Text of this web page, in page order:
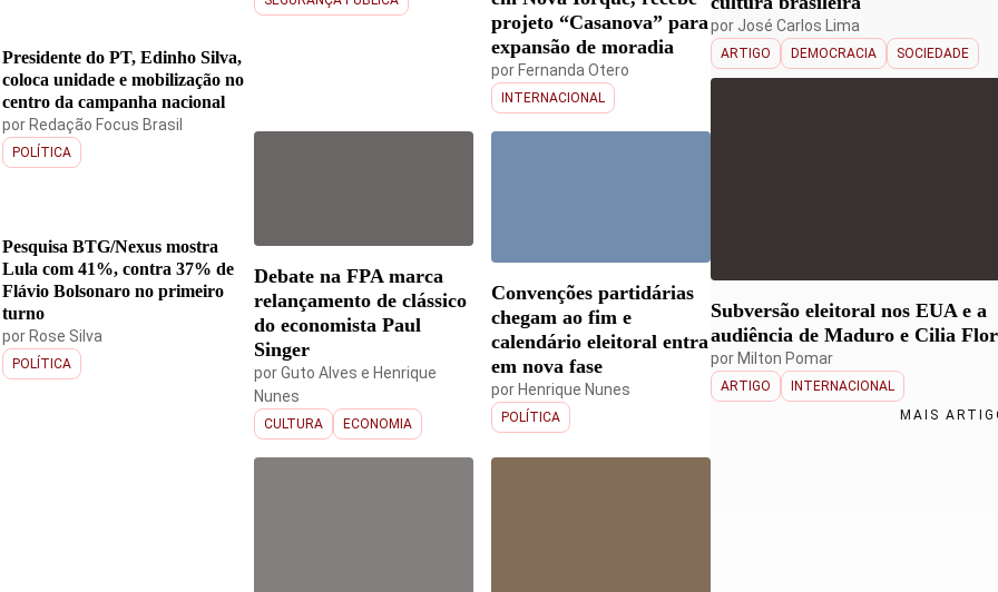
Presidente do PT, Edinho Silva,
coloca unidade e mobilização no
centro da campanha nacional
por Redação Focus Brasil
POLÍTICA
Pesquisa BTG/Nexus mostra
Lula com 41%, contra 37% de
Flávio Bolsonaro no primeiro
turno
por Rose Silva
POLÍTICA
projeto “Casanova” para
expansão de moradia
por Fernanda Otero
INTERNACIONAL
Debate na FPA marca
relançamento de clássico
do economista Paul
Singer
porGuto Alves e Henrique
Nunes
CULTURA ECONOMIA
Convenções partidárias
chegam ao fim e
calendário eleitoral entra
em nova fase
porHenrique Nunes
POLÍTICA
por José Carlos Lima
ARTIGO DEMOCRACIA SOCIEDADE
Subversão eleitoral nos EUA e a
audiência de Maduro e Cilia
por Milton Pomar
ARTIGO
INTERNACIONAL
MAIS